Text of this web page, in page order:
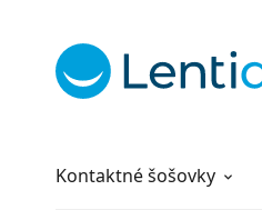
Kontaktné šošovky
Roztoky
Všetko o nákupe